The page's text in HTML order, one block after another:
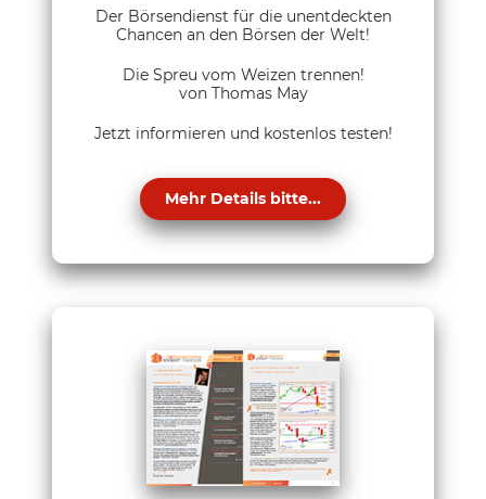
Der Börsendienst für die unentdeckten
Chancen an den Börsen der Welt!
Die Spreu vom Weizen trennen!
von Thomas May
Jetzt informieren und kostenlos testen!
Mehr Details bitte...